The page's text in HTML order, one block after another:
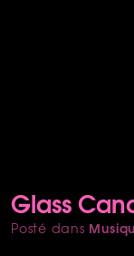
Glass
Posté dans